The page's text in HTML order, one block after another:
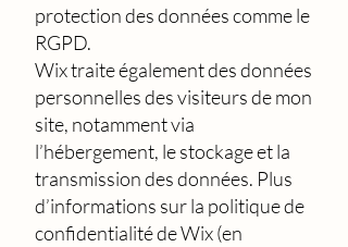
protection des données comme le
RGPD.
Wix traite également des données
personnelles des visiteurs de mon
site, notamment via
l’hébergement, le stockage et la
transmission des données. Plus
d’informations sur la politique de
confidentialité de Wix (en